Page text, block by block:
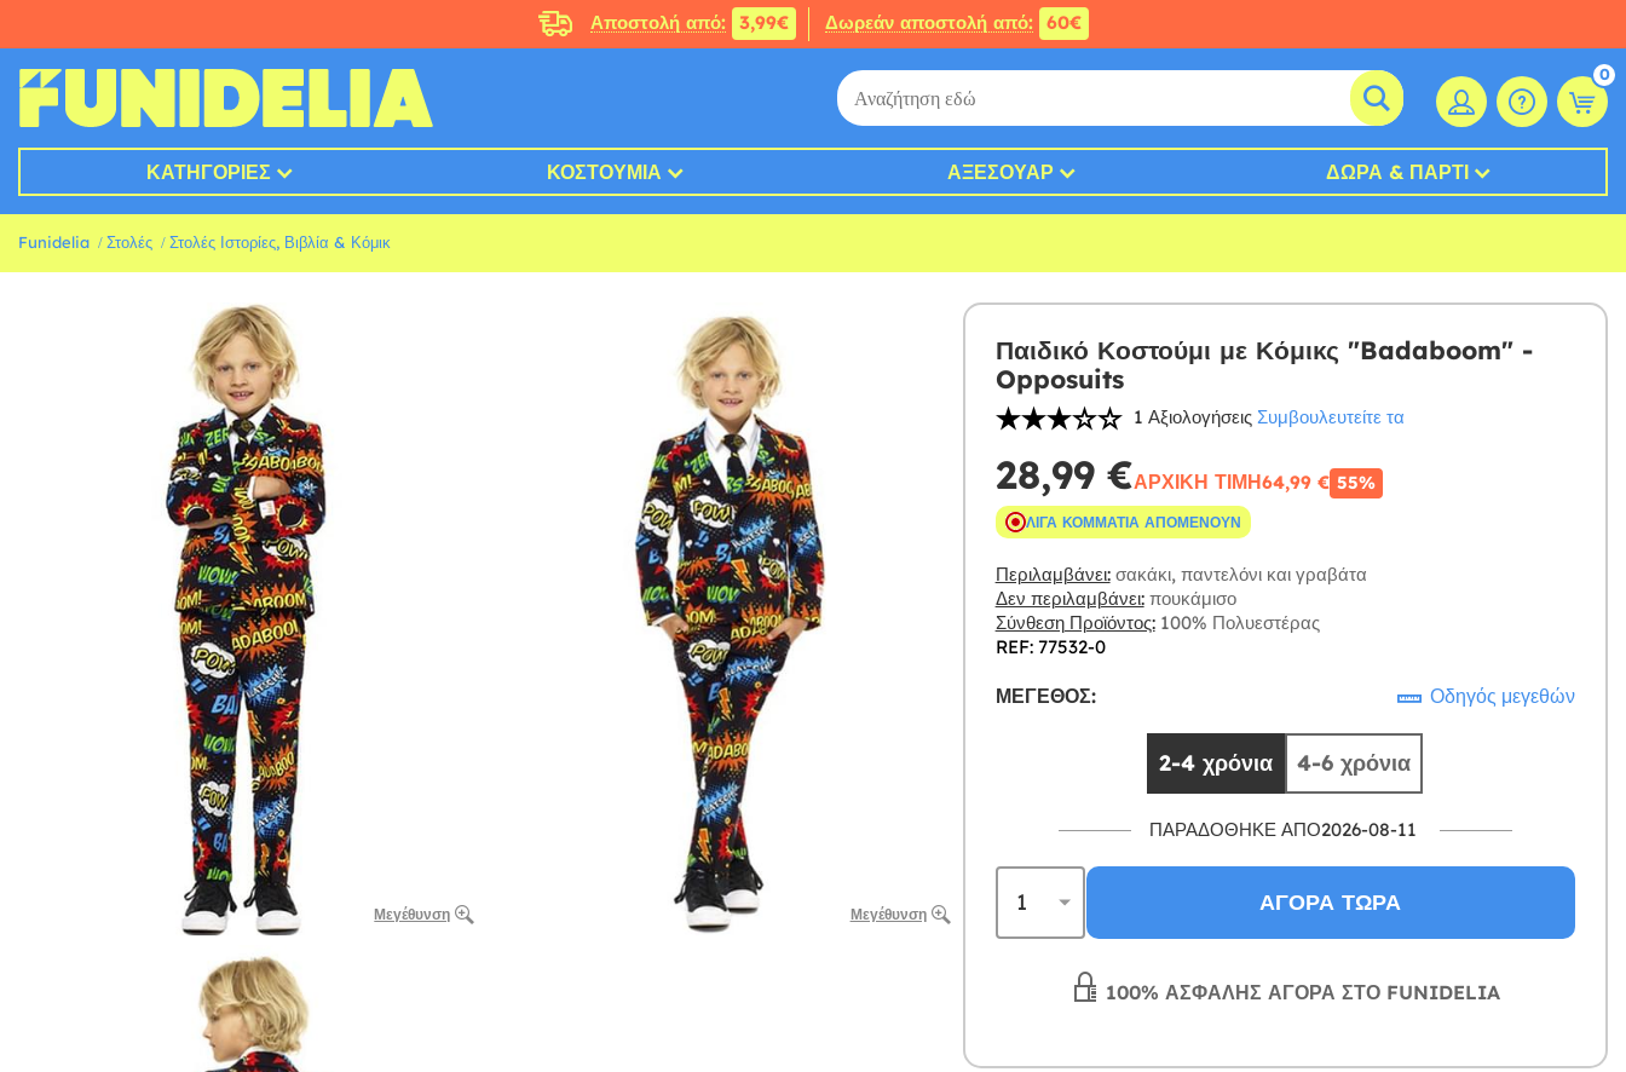
Αποστολή από: 3,99€ Δωρεάν αποστολή από: 60€
0
ΚΑΤΗΓΟΡΊΕΣ ΚΟΣΤΟΎΜΙΑ ΑΞΕΣΟΥΆΡ ΔΏΡΑ & ΠΆΡΤΙ
Funidelia Στολές Στολές Ιστορίες, Βιβλία & Κόμικ
Μεγέθυνση Μεγέθυνση
Παιδικό Κοστούμι με Κόμικς "Badaboom" -
Opposuits
1 Αξιολογήσεις Συμβουλευτείτε τα
28,99 €ΑΡΧΙΚΉ ΤΙΜΉ64,99 € 55%
ΛΊΓΑ ΚΟΜΜΆΤΙΑ ΑΠΟΜΈΝΟΥΝ
Περιλαμβάνει:σακάκι, παντελόνι και γραβάτα
Δεν περιλαμβάνει:πουκάμισο
Σύνθεση Προϊόντος:100% Πολυεστέρας
REF: 77532-0
ΜΈΓΕΘΟΣ: Οδηγός μεγεθών
2-4 χρόνια 4-6 χρόνια
ΠΑΡΑΔΌΘΗΚΕ ΑΠΌ2026-08-11
ΑΓΟΡΆ ΤΏΡΑ
100% ΑΣΦΑΛΉΣ ΑΓΟΡΆ ΣΤΟ FUNIDELIA